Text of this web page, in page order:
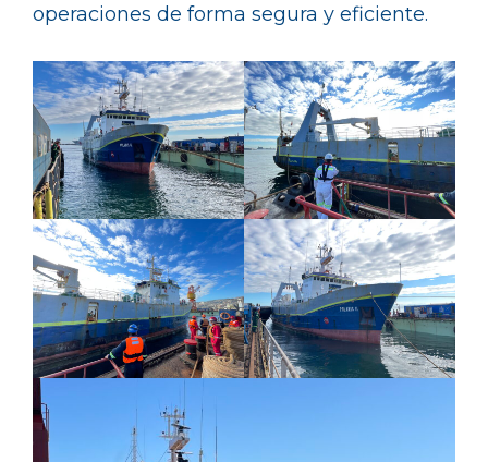
operaciones de forma segura y eficiente.